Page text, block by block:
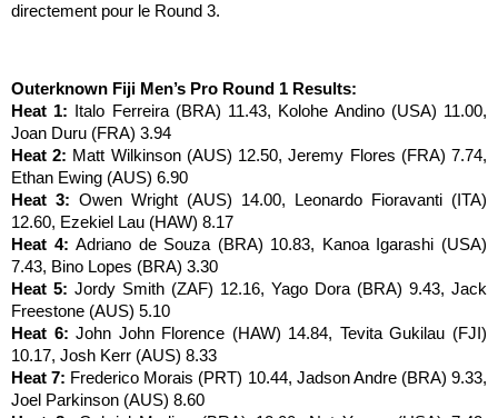
directement pour le Round 3.
Outerknown Fiji Men’s Pro Round 1 Results:
Heat 1: Italo Ferreira (BRA) 11.43, Kolohe Andino (USA) 11.00,
Joan Duru (FRA) 3.94
Heat 2: Matt Wilkinson (AUS) 12.50, Jeremy Flores (FRA) 7.74,
Ethan Ewing (AUS) 6.90
Heat 3: Owen Wright (AUS) 14.00, Leonardo Fioravanti (ITA)
12.60, Ezekiel Lau (HAW) 8.17
Heat 4: Adriano de Souza (BRA) 10.83, Kanoa Igarashi (USA)
7.43, Bino Lopes (BRA) 3.30
Heat 5: Jordy Smith (ZAF) 12.16, Yago Dora (BRA) 9.43, Jack
Freestone (AUS) 5.10
Heat 6:John John Florence (HAW) 14.84, Tevita Gukilau (FJI)
10.17, Josh Kerr (AUS) 8.33
Heat 7: Frederico Morais (PRT) 10.44, Jadson Andre (BRA) 9.33,
Joel Parkinson (AUS) 8.60